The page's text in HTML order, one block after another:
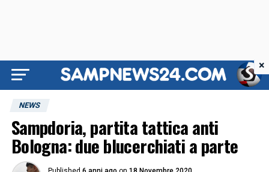
NEWS
Sampdoria, partita tattica anti
Bologna: due blucerchiati a parte
×